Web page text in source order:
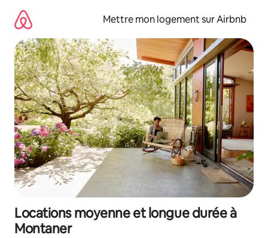
directement
contenu
Mettre mon logement sur Airbnb
Locations moyenne et longue durée à
Montaner